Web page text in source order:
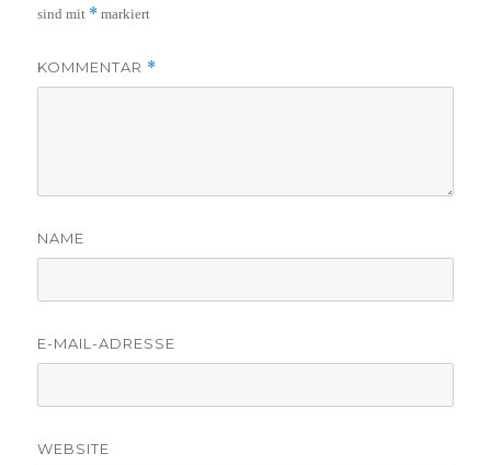
sind mit * markiert
KOMMENTAR *
NAME
E-MAIL-ADRESSE
WEBSITE